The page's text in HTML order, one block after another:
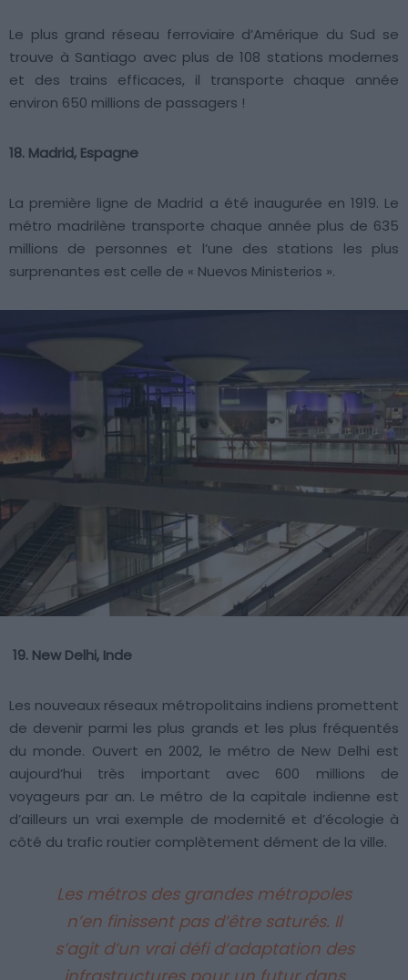
Le plus grand réseau ferroviaire d’Amérique du Sud se
trouve à Santiago avec plus de 108 stations modernes
et des trains efficaces, il transporte chaque année
environ 650 millions de passagers !
18. Madrid, Espagne
La première ligne de Madrid a été inaugurée en 1919. Le
métro madrilène transporte chaque année plus de 635
millions de personnes et l’une des stations les plus
surprenantes est celle de « Nuevos Ministerios ».
19. New Delhi, Inde
Les nouveaux réseaux métropolitains indiens promettent
de devenir parmi les plus grands et les plus fréquentés
du monde. Ouvert en 2002, le métro de New Delhi est
aujourd’hui très important avec 600 millions de
voyageurs par an. Le métro de la capitale indienne est
d’ailleurs un vrai exemple de modernité et d’écologie à
côté du trafic routier complètement dément de la ville.
Les métros des grandes métropoles
n’en finissent pas d’être saturés. Il
s’agit d’un vrai défi d’adaptation des